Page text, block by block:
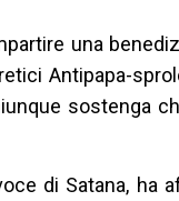
una
Antipapa-
sostenga
di Satana, ha